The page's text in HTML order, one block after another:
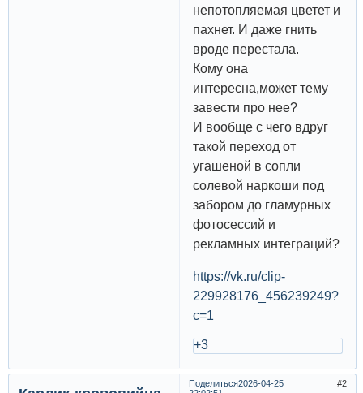
непотопляемая цветет и
пахнет. И даже гнить
вроде перестала.
Кому она
интересна,может тему
завести про нее?
И вообще с чего вдруг
такой переход от
угашеной в сопли
солевой наркоши под
забором до гламурных
фотосессий и
рекламных интеграций?
https://vk.ru/clip-
229928176_456239249?
c=1
+3
Поделиться 2
2026-04-25